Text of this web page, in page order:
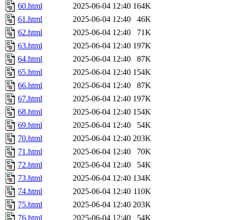
60.html
2025-06-04 12:40 164K
61.html
2025-06-04 12:40
46K
62.html
2025-06-04 12:40
71K
63.html
2025-06-04 12:40 197K
64.html
2025-06-04 12:40
87K
65.html
2025-06-04 12:40 154K
66.html
2025-06-04 12:40
87K
67.html
2025-06-04 12:40 197K
68.html
2025-06-04 12:40 154K
69.html
2025-06-04 12:40
54K
70.html
2025-06-04 12:40 203K
71.html
2025-06-04 12:40
70K
72.html
2025-06-04 12:40
54K
73.html
2025-06-04 12:40 134K
74.html
2025-06-04 12:40 110K
75.html
2025-06-04 12:40 203K
76.html
2025-06-04 12:40
54K